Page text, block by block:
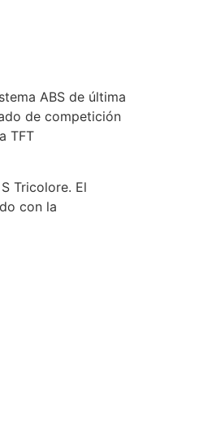
ABS de última
de competición
TFT
Tricolore. El
con la